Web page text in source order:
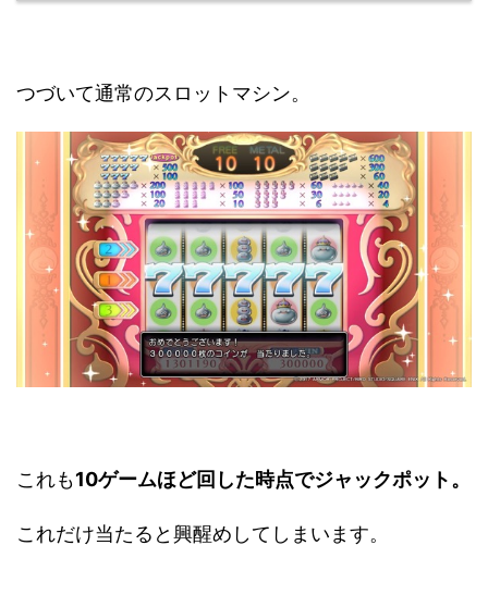
つづいて通常のスロットマシン。
これも10ゲームほど回した時点でジャックポット。
これだけ当たると興醒めしてしまいます。